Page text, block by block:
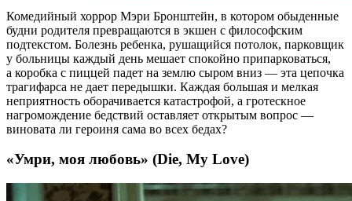
Комедийный хоррор Мэри Бронштейн, в котором обыденные
будни родителя превращаются в экшен с философским
подтекстом. Болезнь ребенка, рушащийся потолок, парковщик
у больницы каждый день мешает спокойно припарковаться,
а коробка с пиццей падет на землю сыром вниз — эта цепочка
трагифарса не дает передышки. Каждая большая и мелкая
неприятность оборачивается катастрофой, а гротескное
нагромождение бедствий оставляет открытым вопрос —
виновата ли героиня сама во всех бедах?
«Умри, моя любовь» (Die, My Love)